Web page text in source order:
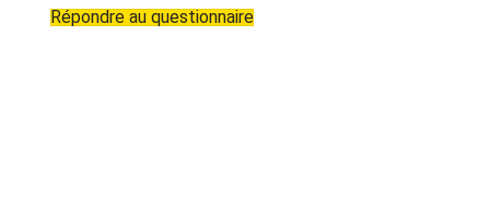
Répondre au questionnaire